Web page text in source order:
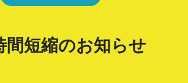
間短縮のお知らせ